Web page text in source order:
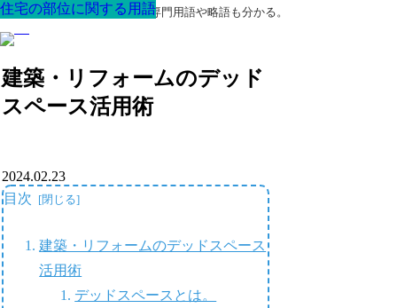
最高の家を作るための知識！専門用語や略語も分かる。
建築・リフォームのデッド
スペース活用術
住宅の部位に関する用語
2024.02.23
目次
建築・リフォームのデッドスペース
活用術
デッドスペースとは。
住宅の部位に関する用語
住宅の部位に関する用語
住宅の部位に関する用語
住宅の部位に関する用語
住宅の部位に関する用語
住宅の部位に関する用語